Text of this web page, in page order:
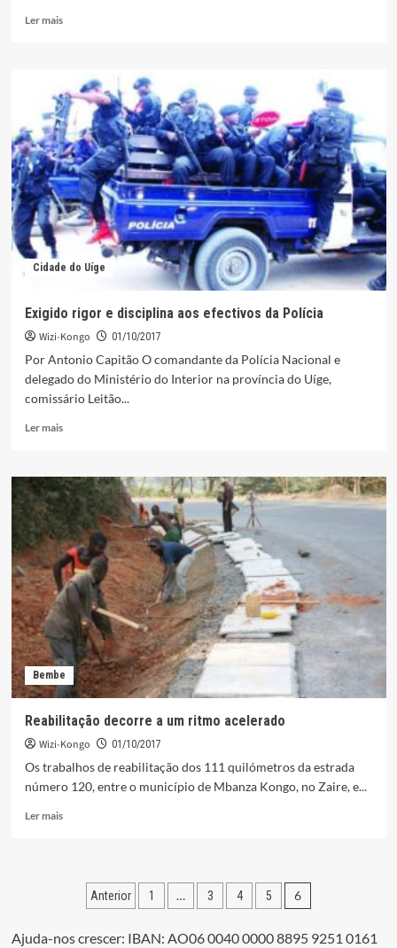
Ler maisLeia
nazareno”
doa
diversos
bens
à
comunidade
de
São
José
Ambuila
Cidade do Uíge
Exigido rigor e disciplina aos efectivos da Polícia
Wizi-Kongo 01/10/2017
Por Antonio Capitão O comandante da Polícia Nacional e
delegado do Ministério do Interior na província do Uíge,
comissário Leitão...
Ler maisLeia
Exigido
rigor
disciplina
aos
efectivos
da
Polícia
Bembe
Reabilitação decorre a um ritmo acelerado
Wizi-Kongo 01/10/2017
Os trabalhos de reabilitação dos 111 quilómetros da estrada
número 120, entre o município de Mbanza Kongo, no Zaire, e...
Ler maisLeia
decorre
Paginação
Anterior 1 … 3 4 5 6
Ajuda-nos crescer: IBAN: AO06 0040 0000 8895 9251 0161